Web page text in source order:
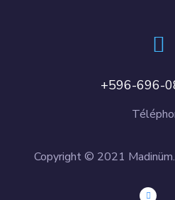
+596-696-
Copyright © 2021